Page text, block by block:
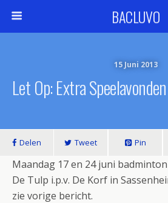
BACLUVO
15 Juni 2013
Let Op: Extra
Delen Tweet Pin
Maandag 17 en 24 juni
De Tulp i.p.v. De Korf in
zie vorige bericht.